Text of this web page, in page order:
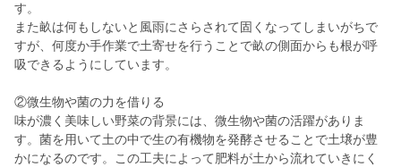
す。
また畝は何もしないと風雨にさらされて固くなってしまいがちで
すが、何度か手作業で土寄せを行うことで畝の側面からも根が呼
吸できるようにしています。
②微生物や菌の力を借りる
味が濃く美味しい野菜の背景には、微生物や菌の活躍がありま
す。菌を用いて土の中で生の有機物を発酵させることで土壌が豊
かになるのです。この工夫によって肥料が土から流れていきにく